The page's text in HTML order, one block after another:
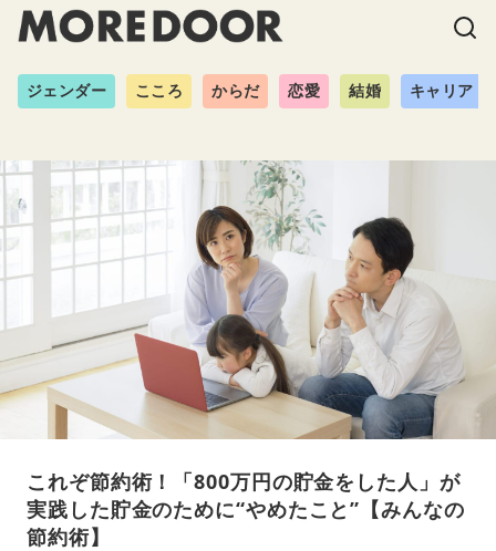
ジェンダー こころ からだ 恋愛 結婚 キャリア
これぞ節約術！「800万円の貯金をした人」が
実践した貯金のために“やめたこと”【みんなの
節約術】